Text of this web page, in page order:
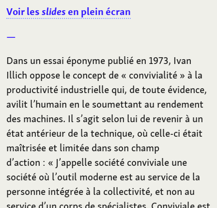
Voir lesslides en plein écran
Dans un essai éponyme publié en 1973, Ivan
Illich oppose le concept de « convivialité » à la
productivité industrielle qui, de toute évidence,
avilit l’humain en le soumettant au rendement
des machines. Il s’agit selon lui de revenir à un
état antérieur de la technique, où celle-ci était
maîtrisée et limitée dans son champ
d’action : « J’appelle société conviviale une
société où l’outil moderne est au service de la
personne intégrée à la collectivité, et non au